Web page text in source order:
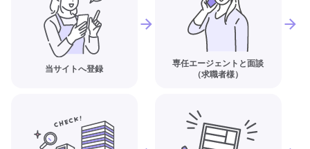
当サイトへ登録
専任エージェントと面談
（求職者様）